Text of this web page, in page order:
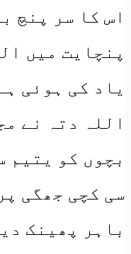
اس کا سر پنچ
پنچایت میں
یاد کی ہوئی
اللہ دتہ نے
بچوں کو یتیم
سی کچی جھگی
باہر پھینک